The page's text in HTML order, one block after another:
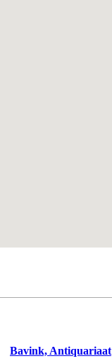
Bavink, Antiquariaat